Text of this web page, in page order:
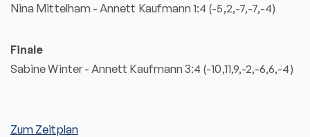
Nina Mittelham - Annett Kaufmann 1:4 (-5,2,-7,-7,-4)
Finale
Sabine Winter - Annett Kaufmann 3:4 (-10,11,9,-2,-6,6,-4)
Zum Zeitplan